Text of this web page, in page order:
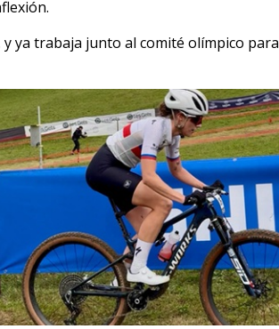
ya trabaja junto al comité olímpico para